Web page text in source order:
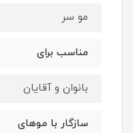
مو سر
مناسب برای
بانوان و آقایان
سازگار با موهای